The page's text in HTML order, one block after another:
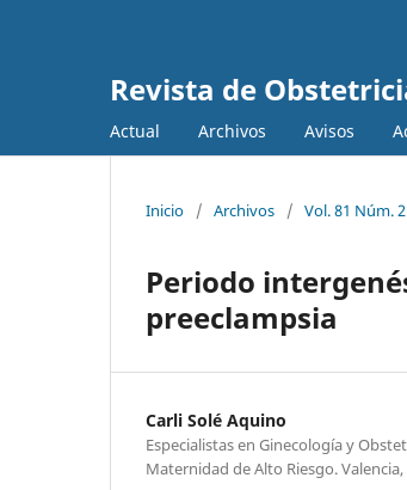
Revista de
Actual Archivos Avisos
Inicio / Archivos / Vol. 81 Núm.
Periodo
preeclampsia
Carli Solé Aquino
Especialistas en Ginecología y
Maternidad de Alto Riesgo.